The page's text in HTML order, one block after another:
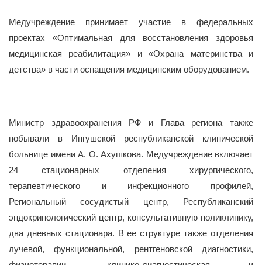
Медучреждение принимает участие в федеральных
проектах «Оптимальная для восстановления здоровья
медицинская реабилитация» и «Охрана материнства и
детства» в части оснащения медицинским оборудованием.
Министр здравоохранения РФ и Глава региона также
побывали в Ингушской республиканской клинической
больнице имени А. О. Ахушкова. Медучреждение включает
24 стационарных отделения хирургического,
терапевтического и инфекционного профилей,
Региональный сосудистый центр, Республиканский
эндокринологический центр, консультативную поликлинику,
два дневных стационара. В ее структуре также отделения
лучевой, функциональной, рентгеновской диагностики,